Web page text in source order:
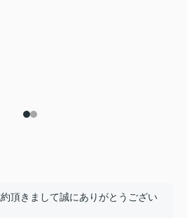
頂きまして誠にありがとうござい